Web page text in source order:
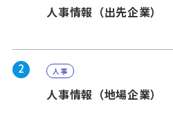
人事情報（出先企業）
2 人事
人事情報（地場企業）